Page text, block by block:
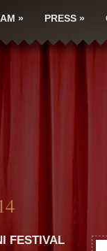
» PRESS »
FESTIVAL